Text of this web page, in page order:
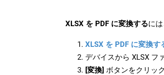
XLSX を PDF に変換するに
XLSX を PDF に変換す
デバイスから XLSX フ
[変換] ボタンをクリッ